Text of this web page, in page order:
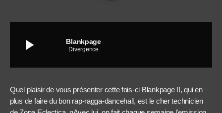
play_arrow Blankpage
Divergence
Quel plaisir de vous présenter cette fois-ci Blankpage !!, qui en
plus de faire du bon rap-ragga-dancehall, est le cher technicien